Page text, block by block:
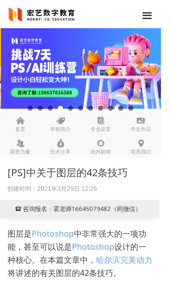
낀
首页
뀄
学校简介
뀴
专业设置
끡
学生作品
뀡
师资力量
낐
技术分享
넆
校内新闻
넹
联系我们
끀
[PS]中关于图层的42条技巧
创建时间： 2021年3月29日 12:26
图层是Photoshop中非常强大的一项功
能，甚至可以说是Photoshop设计的一
种核心。在本篇文章中， 哈尔滨完美动力
将讲述的有关图层的42条技巧。
뀰 咨询报名：霍老师16645079482（同微信）